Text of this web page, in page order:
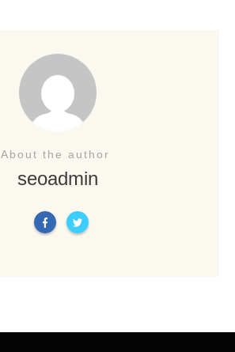
About the author
seoadmin